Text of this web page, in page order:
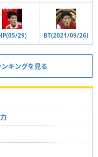
29) BT(2021/09/26)
キングを見る